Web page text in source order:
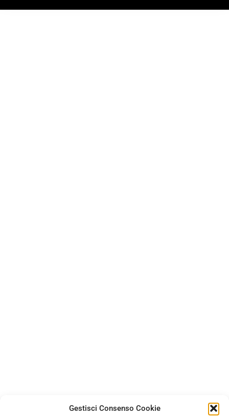
Gestisci Consenso Cookie